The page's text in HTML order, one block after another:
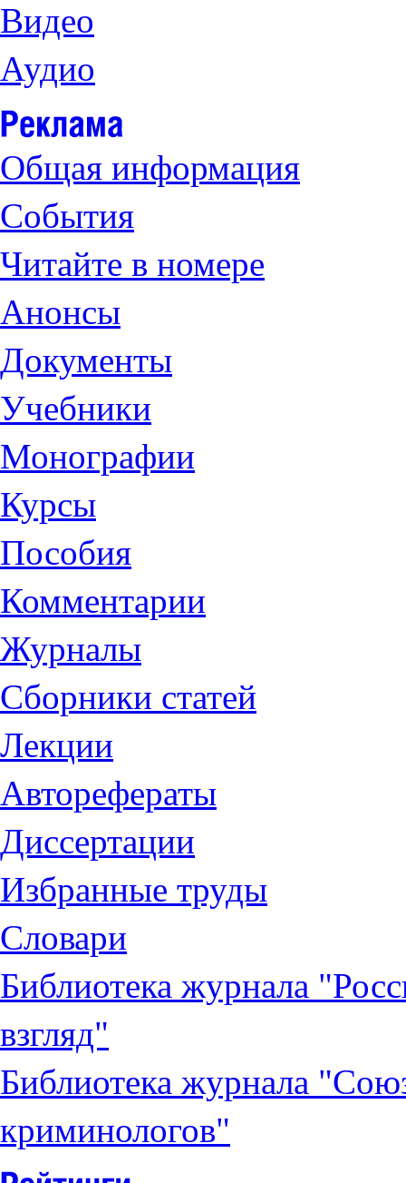
Видео
Аудио
Общая информация
События
Читайте в номере
Анонсы
Документы
Учебники
Монографии
Курсы
Пособия
Комментарии
Журналы
Сборники статей
Лекции
Авторефераты
Диссертации
Избранные труды
Словари
Библиотека журнала
взгляд"
Библиотека журнала
криминологов"